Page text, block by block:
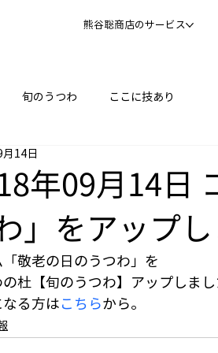
熊谷聡商店のサービス
旬のうつわ ここに技あり
年09月14日
」をアップし
14日
「敬老の日のうつわ」を
の杜【旬のうつわ】アップしまし
なる方は こちらから。